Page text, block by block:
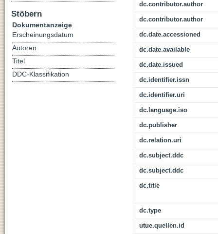
dc.contributor.author
dc.contributor.author
dc.date.accessioned
dc.date.available
dc.date.issued
dc.identifier.issn
dc.identifier.uri
dc.language.iso
dc.publisher
dc.relation.uri
dc.subject.ddc
dc.subject.ddc
dc.title
dc.type
utue.quellen.id
Stöbern
Dokumentanzeige
Erscheinungsdatum
Autoren
Titel
DDC-Klassifikation